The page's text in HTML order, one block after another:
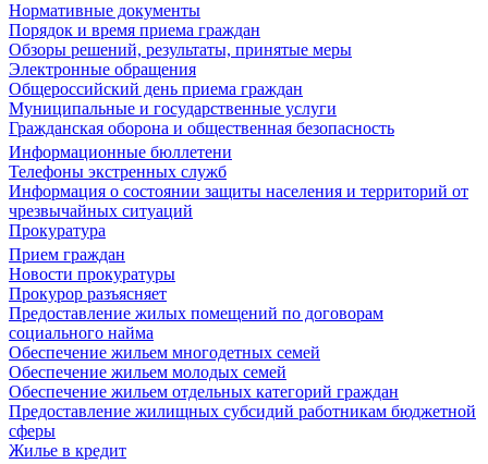
Нормативные документы
Порядок и время приема граждан
Обзоры решений, результаты, принятые меры
Электронные обращения
Общероссийский день приема граждан
Муниципальные и государственные услуги
Гражданская оборона и общественная безопасность
Информационные бюллетени
Телефоны экстренных служб
Информация о состоянии защиты населения и территорий от
чрезвычайных ситуаций
Прокуратура
Прием граждан
Новости прокуратуры
Прокурор разъясняет
Предоставление жилых помещений по договорам
социального найма
Обеспечение жильем многодетных семей
Обеспечение жильем молодых семей
Обеспечение жильем отдельных категорий граждан
Предоставление жилищных субсидий работникам бюджетной
сферы
Жилье в кредит